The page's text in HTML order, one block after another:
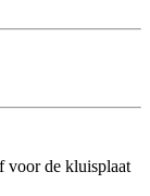
voor de kluisplaat